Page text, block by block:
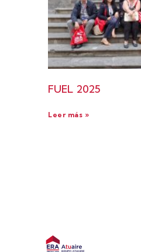
FUEL 2025
Leer más »